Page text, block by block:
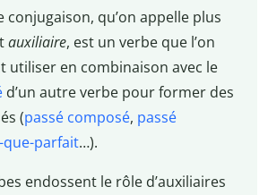
conjugaison, qu’on appelle plus
auxiliaire, est un verbe que l’on
utiliser en combinaison avec le
d’un autre verbe pour former des
(passé composé, passé
que-parfait…).
endossent le rôle d’auxiliaires